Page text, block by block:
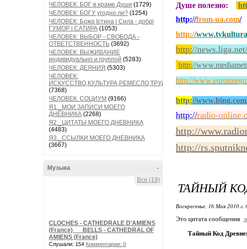
ЧЕЛОВЕК: БОГ в храме Души (1729)
ЧЕЛОВЕК: БОГУ угодно ли? (1254)
ЧЕЛОВЕК: Божа Істина і Сила - добрі
ГУМОР і САТИРА (1053)
ЧЕЛОВЕК: ВЫБОР - СВОБОДА -
ОТВЕТСТВЕННОСТЬ (3692)
ЧЕЛОВЕК: ВЫЖИВАНИЕ
индивидуально и группой (5283)
ЧЕЛОВЕК: ДЕЯНИЯ (5303)
ЧЕЛОВЕК:
ИСКУССТВО,КУЛЬТУРА,РЕМЕСЛО,ТРУД
(7368)
ЧЕЛОВЕК: СОЦИУМ (9166)
Я1._МОИ ЗАПИСИ МОЕГО
ДНЕВНИКА (2268)
Я2._ЦИТАТЫ МОЕГО ДНЕВНИКА
(4483)
Я3._ССЫЛКИ МОЕГО ДНЕВНИКА
(3667)
-
Музыка
Все (19)
CLOCHES - CATHEDRALE D'AMIENS
(France) __ BELLS - CATHEDRAL OF
AMIENS (France)
Слушали: 154 Комментарии: 0
Душе полезно:
http://from-ua.com/
http://
http://news.liga.net/
http://
http://
http://
http://radio-
http://
http://
ТАЙНЫЙ
Воскресенье, 16 Мая 2010 г.
Это цитата сообщения
Тайный Код